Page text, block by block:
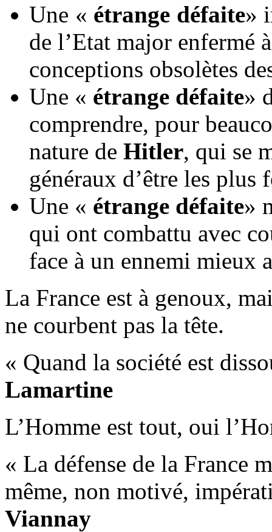
Une « étrange défaite»
de l’Etat major enfermé
conceptions obsolètes
Une « étrange défaite»
comprendre, pour
nature de Hitler, qui se
généraux d’être les
Une « étrange défaite»
qui ont combattu avec
face à un ennemi mieux
La France est à genoux,
ne courbent pas la tête.
« Quand la société est
Lamartine
L’Homme est tout, oui
« La défense de la France
même, non motivé,
Viannay